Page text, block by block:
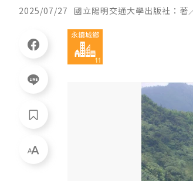
2025/07/27 國立陽明交通大學出版社：著